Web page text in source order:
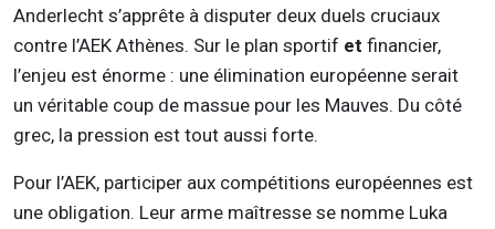
Anderlecht s’apprête à disputer deux duels cruciaux
contre l’AEK Athènes. Sur le plan sportif et financier,
l’enjeu est énorme : une élimination européenne serait
un véritable coup de massue pour les Mauves. Du côté
grec, la pression est tout aussi forte.
Pour l’AEK, participer aux compétitions européennes est
une obligation. Leur arme maîtresse se nomme Luka